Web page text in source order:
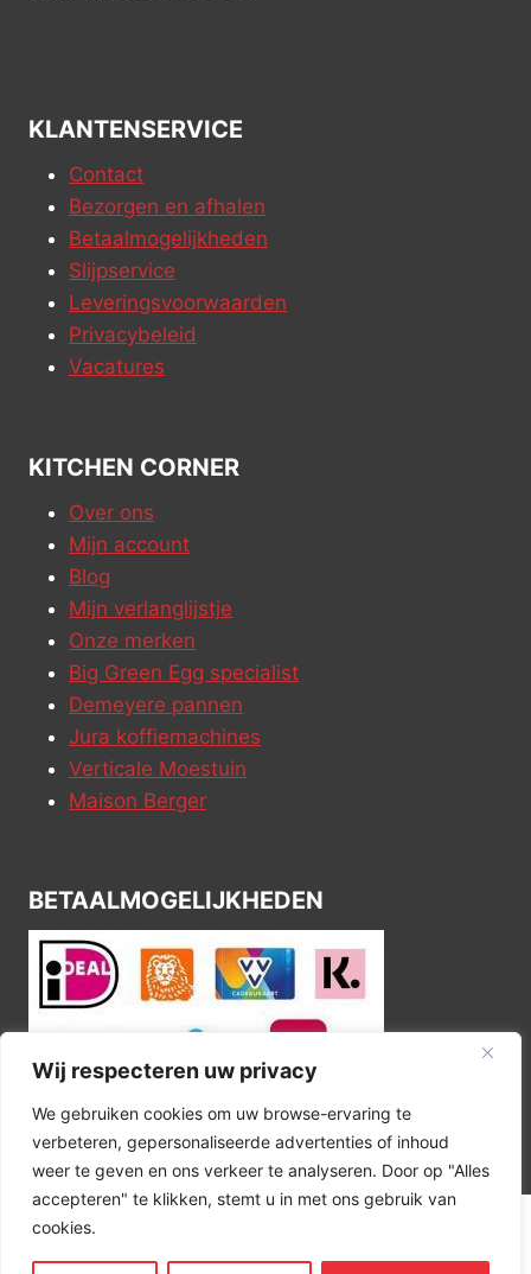
Wij respecteren uw privacy
We gebruiken cookies om uw browse-ervaring te
verbeteren, gepersonaliseerde advertenties of inhoud
weer te geven en ons verkeer te analyseren. Door op "Alles
accepteren" te klikken, stemt u in met ons gebruik van
cookies.
KLANTENSERVICE
Contact
Bezorgen en afhalen
Betaalmogelijkheden
Slijpservice
Leveringsvoorwaarden
Privacybeleid
Vacatures
KITCHEN CORNER
Over ons
Mijn account
Blog
Mijn verlanglijstje
Onze merken
Big Green Egg specialist
Demeyere pannen
Jura koffiemachines
Verticale Moestuin
Maison Berger
BETAALMOGELIJKHEDEN
© 2026 Kitchen Corner